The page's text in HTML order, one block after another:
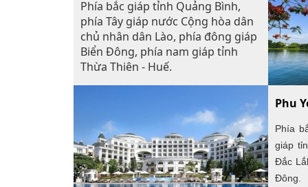
Phía bắc giáp tỉnh Quảng Bình,
phía Tây giáp nước Cộng hòa dân
chủ nhân dân Lào, phía đông giáp
Biển Đông, phía nam giáp tỉnh
Thừa Thiên - Huế.
-
Paré,
-
và
phía
Lăng
giới
nước
Lào
Phu
Phía
giáp
Đắc
Đông.